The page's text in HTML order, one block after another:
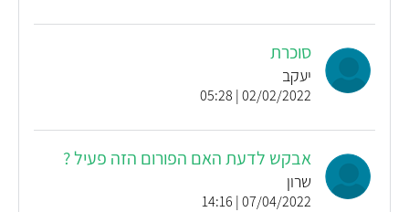
סוכרת
יעקב
02/02/2022 | 05:28
אבקש לדעת האם הפורום הזה פעיל ?
שרון
07/04/2022 | 14:16